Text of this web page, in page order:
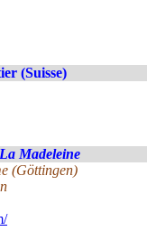
(Suisse)
La Madeleine
(Göttingen)